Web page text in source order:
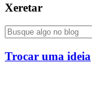
Xeretar
Trocar uma ideia